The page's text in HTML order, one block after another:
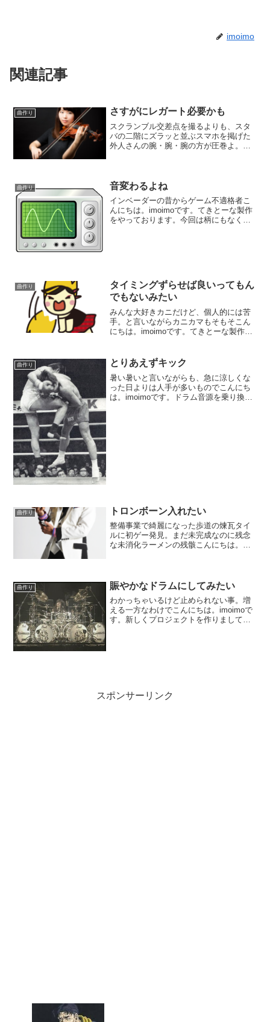
imoimo
関連記事
曲作り さすがにレガート必要かも
スクランブル交差点を撮るよりも、スタ
バの二階にズラッと並ぶスマホを掲げた
外人さんの腕・腕・腕の方が圧巻よ。こ
リップができました...
曲作り 音変わるよね
インベーダーの昔からゲーム不適格者こ
んにちは。imoimoです。てきとーな製作
をやっております。今回は柄にもなく、
曲作り
タイミングずらせば良いってもん
でもないみたい
みんな大好きカニだけど、個人的には苦
手。と言いながらカニカマもそもそこん
にちは。imoimoです。てきとーな製作を
ワンコーラス分ギターリフが出揃いまし
た。ガチでギターは...
曲作り とりあえずキック
暑い暑いと言いながらも、急に涼しくな
った日よりは人手が多いものでこんにち
は。imoimoです。ドラム音源を乗り換え
曲作り トロンボーン入れたい
整備事業で綺麗になった歩道の煉瓦タイ
ルに初ゲー発見。まだ未完成なのに残念
な未消化ラーメンの残骸こんにちは。
みに管を付けており...
曲作り 賑やかなドラムにしてみたい
わかっちゃいるけど止められない事。増
える一方なわけでこんにちは。imoimoで
す。新しくプロジェクトを作りまして、
スポンサーリンク